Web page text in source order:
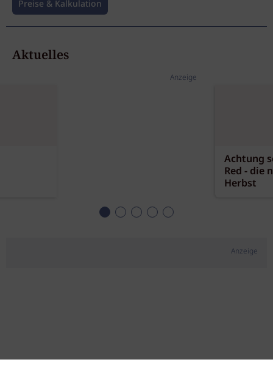
Preise & Kalkulation
Aktuelles
Anzeige
Achtung
Red - die
Herbst
Anzeige